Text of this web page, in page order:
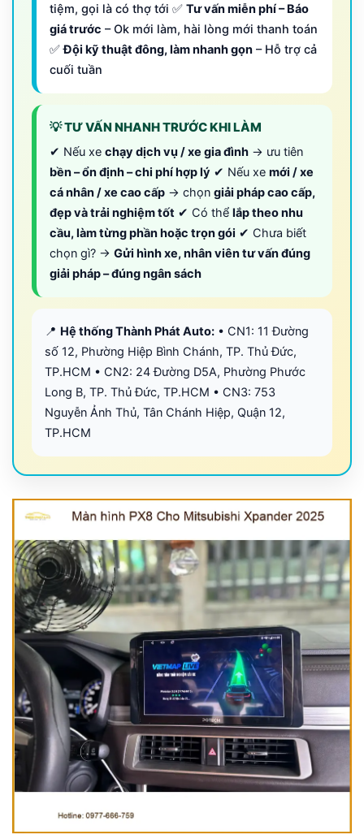
tiệm, gọi là có thợ tới ✅ Tư vấn miễn phí – Báo
giá trước – Ok mới làm, hài lòng mới thanh toán
✅Đội kỹ thuật đông, làm nhanh gọn – Hỗ trợ cả
cuối tuần
💡 TƯ VẤN NHANH TRƯỚC KHI LÀM
✔ Nếu xe chạy dịch vụ / xe gia đình → ưu tiên
bền – ổn định – chi phí hợp lý ✔ Nếu xe mới / xe
cá nhân / xe cao cấp → chọn giải pháp cao cấp,
đẹp và trải nghiệm tốt ✔ Có thể lắp theo nhu
cầu, làm từng phần hoặc trọn gói ✔ Chưa biết
chọn gì? → Gửi hình xe, nhân viên tư vấn đúng
giải pháp – đúng ngân sách
📍 Hệ thống Thành Phát Auto: • CN1: 11 Đường
số 12, Phường Hiệp Bình Chánh, TP. Thủ Đức,
TP.HCM • CN2: 24 Đường D5A, Phường Phước
Long B, TP. Thủ Đức, TP.HCM • CN3: 753
Nguyễn Ảnh Thủ, Tân Chánh Hiệp, Quận 12,
TP.HCM